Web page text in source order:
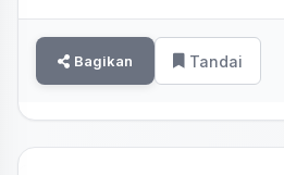
Bagikan Tandai